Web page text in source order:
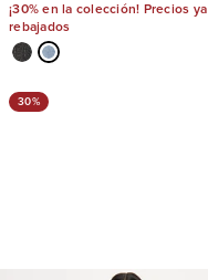
¡30% en la colección! Precios ya
rebajados
30%